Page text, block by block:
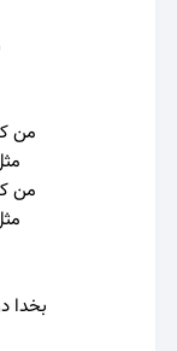
من
من
بخدا